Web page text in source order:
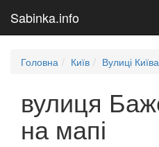
Sabinka.info
Головна Київ Вулиці Київа
вулиця
на мапі